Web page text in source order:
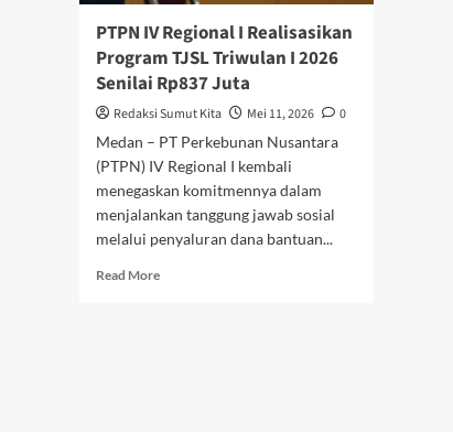
PTPN IV Regional I Realisasikan
Program TJSL Triwulan I 2026
Senilai Rp837 Juta
Redaksi Sumut Kita Mei 11, 2026
0
Medan – PT Perkebunan Nusantara
(PTPN) IV Regional I kembali
menegaskan komitmennya dalam
menjalankan tanggung jawab sosial
melalui penyaluran dana bantuan...
Read MoreRead